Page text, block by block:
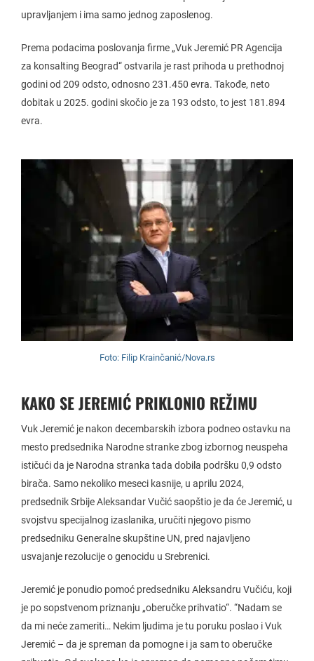
upravljanjem i ima samo jednog zaposlenog.
Prema podacima poslovanja firme „Vuk Jeremić PR Agencija
za konsalting Beograd“ ostvarila je rast prihoda u prethodnoj
godini od 209 odsto, odnosno 231.450 evra. Takođe, neto
dobitak u 2025. godini skočio je za 193 odsto, to jest 181.894
evra.
Foto: Filip Krainčanić/Nova.rs
KAKO SE JEREMIĆ PRIKLONIO REŽIMU
Vuk Jeremić je nakon decembarskih izbora podneo ostavku na
mesto predsednika Narodne stranke zbog izbornog neuspeha
ističući da je Narodna stranka tada dobila podršku 0,9 odsto
birača. Samo nekoliko meseci kasnije, u aprilu 2024,
predsednik Srbije Aleksandar Vučić saopštio je da će Jeremić, u
svojstvu specijalnog izaslanika, uručiti njegovo pismo
predsedniku Generalne skupštine UN, pred najavljeno
usvajanje rezolucije o genocidu u Srebrenici.
Jeremić je ponudio pomoć predsedniku Aleksandru Vučiću, koji
je po sopstvenom priznanju „oberučke prihvatio“. “Nadam se
da mi neće zameriti… Nekim ljudima je tu poruku poslao i Vuk
Jeremić – da je spreman da pomogne i ja sam to oberučke